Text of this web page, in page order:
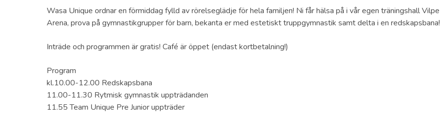
Wasa Unique ordnar en förmiddag fylld av rörelseglädje för hela familjen! Ni får hälsa på i vår egen träningshall Vilpe
Arena, prova på gymnastikgrupper för barn, bekanta er med estetiskt truppgymnastik samt delta i en redskapsbana!
Inträde och programmen är gratis! Café är öppet (endast kortbetalning!)
Program
kl.10.00-12.00 Redskapsbana
11.00-11.30 Rytmisk gymnastik uppträdanden
11.55 Team Unique Pre Junior uppträder